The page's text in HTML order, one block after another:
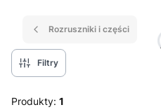
Rozruszniki i części
Filtry
Produkty: 1